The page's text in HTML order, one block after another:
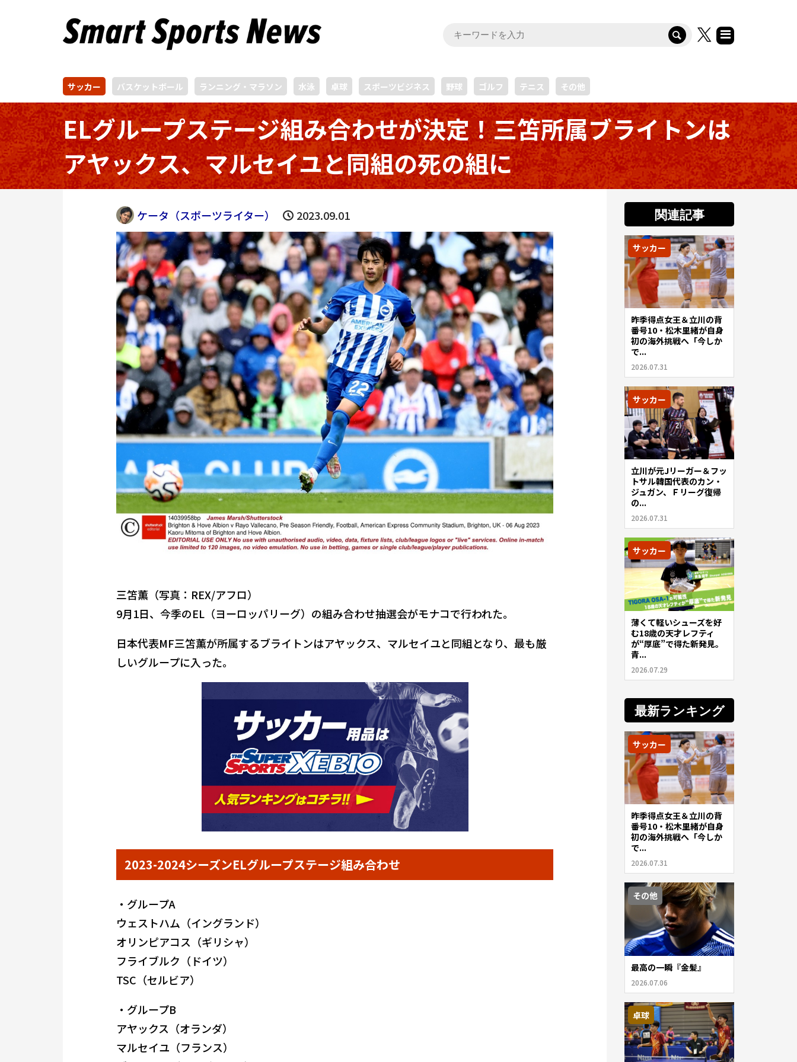
サッカー バスケットボール ランニング・マラソン 水泳 卓球 スポーツビジネス 野球 ゴルフ テニス その他
ELグループステージ組み合わせが決定！三笘所属ブライトンは
アヤックス、マルセイユと同組の死の組に
ケータ（スポーツライター） 2023.09.01
三笘薫（写真：REX/アフロ）
9月1日、今季のEL（ヨーロッパリーグ）の組み合わせ抽選会がモナコで行われた。
日本代表MF三笘薫が所属するブライトンはアヤックス、マルセイユと同組となり、最も厳
しいグループに入った。
2023-2024シーズンELグループステージ組み合わせ
・グループA
ウェストハム（イングランド）
オリンピアコス（ギリシャ）
フライブルク（ドイツ）
TSC（セルビア）
・グループB
アヤックス（オランダ）
マルセイユ（フランス）
関連記事
サッカー
昨季得点女王＆立川の背
番号10・松木里緒が自身
初の海外挑戦へ「今しか
で...
2026.07.31
サッカー
立川が元Jリーガー＆フッ
トサル韓国代表のカン・
ジュガン、Ｆリーグ復帰
の...
2026.07.31
サッカー
薄くて軽いシューズを好
む18歳の天才レフティ
が“厚底”で得た新発見。
青...
2026.07.29
最新ランキング
サッカー
昨季得点女王＆立川の背
番号10・松木里緒が自身
初の海外挑戦へ「今しか
で...
2026.07.31
その他
最高の一瞬『金髪』
2026.07.06
卓球